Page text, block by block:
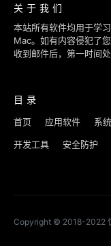
关于我们
本站所有软件均用于学
Mac。如有内容侵犯了
收到邮件后，第一时间
目录
首页 应用软件 系
开发工具 安全防护
Copyright © 2018-2022